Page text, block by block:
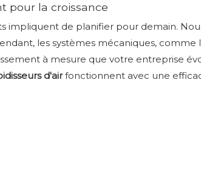
pour la croissance
impliquent de planifier pour demain.
les systèmes mécaniques, comme
à mesure que votre entreprise
d'airfonctionnent avec une